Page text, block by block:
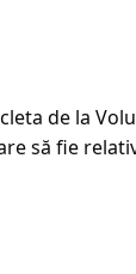
de la
să fie